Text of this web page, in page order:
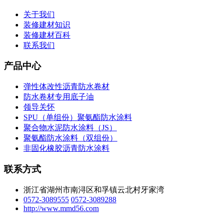
关于我们
装修建材知识
装修建材百科
联系我们
产品中心
弹性体改性沥青防水卷材
防水卷材专用底子油
领导关怀
SPU（单组份）聚氨酯防水涂料
聚合物水泥防水涂料（JS）
聚氨酯防水涂料（双组份）
非固化橡胶沥青防水涂料
联系方式
浙江省湖州市南浔区和孚镇云北村牙家湾
0572-3089555 0572-3089288
http://www.mmd56.com